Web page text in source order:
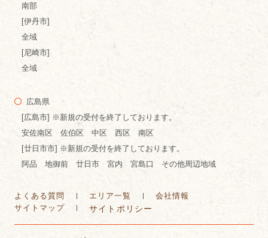
南部
[伊丹市]
全域
[尼崎市]
全域
広島県
[広島市] ※新規の受付を終了しております。
安佐南区 佐伯区 中区 西区 南区
[廿日市市] ※新規の受付を終了しております。
阿品 地御前 廿日市 宮内 宮島口 その他周辺地域
よくある質問 エリア一覧
会社情報
サイトマップ
サイトポリシー